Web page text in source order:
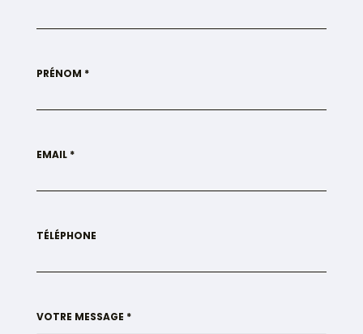
PRÉNOM *
EMAIL *
TÉLÉPHONE
VOTRE MESSAGE *